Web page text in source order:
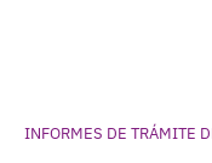
INFORMES DE TRÁMITE